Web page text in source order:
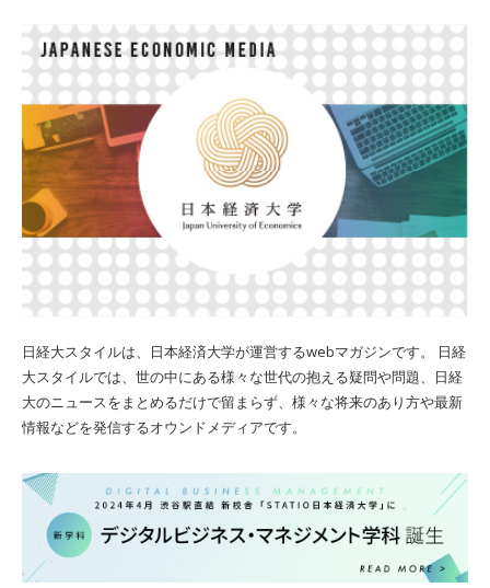
日経大スタイルは、日本経済大学が運営するwebマガジンです。 日経
大スタイルでは、世の中にある様々な世代の抱える疑問や問題、日経
大のニュースをまとめるだけで留まらず、様々な将来のあり方や最新
情報などを発信するオウンドメディアです。